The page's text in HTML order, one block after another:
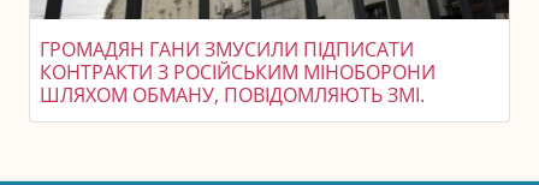
ГРОМАДЯН ГАНИ ЗМУСИЛИ ПІДПИСАТИ
КОНТРАКТИ З РОСІЙСЬКИМ МІНОБОРОНИ
ШЛЯХОМ ОБМАНУ, ПОВІДОМЛЯЮТЬ ЗМІ.